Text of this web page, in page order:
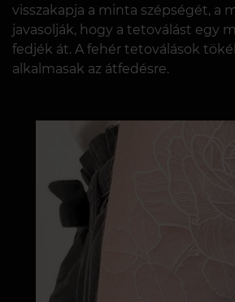
visszakapja a minta szépségét, a
javasolják, hogy a tetoválást egy
fedjék át. A fehér tetoválások
alkalmasak az átfedésre.